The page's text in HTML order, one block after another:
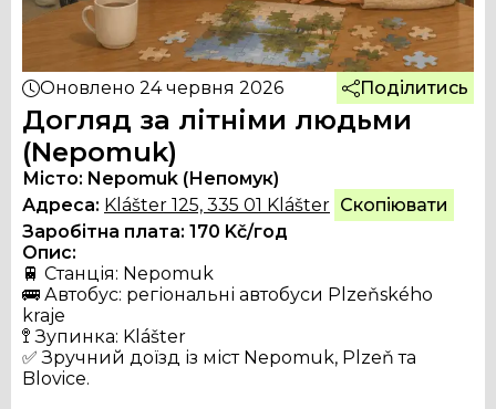
Оновлено 24 червня 2026 Поділитись
Догляд за літніми людьми
(Nepomuk)
Місто: Nepomuk (Непомук)
Адреса: Klášter 125, 335 01 Klášter Скопіювати
Заробітна плата: 170 Kč/год
Опис:
🚆 Станція: Nepomuk
🚌 Автобус: регіональні автобуси Plzeňského
kraje
🚏 Зупинка: Klášter
✅ Зручний доїзд із міст Nepomuk, Plzeň та
Blovice.